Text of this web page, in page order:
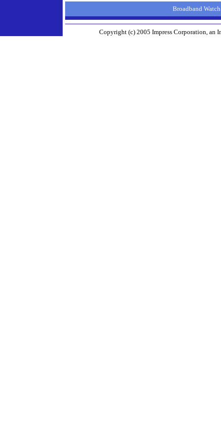
Broadband
Copyright (c) 2005 Impress Corporation, an